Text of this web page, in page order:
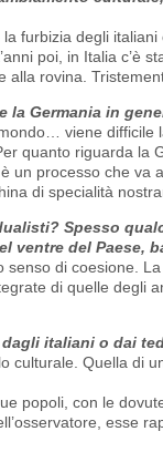
furbizia degli
poi, in Italia c’è
rovina.
Germania in
viene
quanto riguarda la
processo che va
di specialità
Spesso
ventre del Paese,
di coesione.
di quelle degli
dagli italiani o dai
culturale. Quella di
popoli, con le
esse